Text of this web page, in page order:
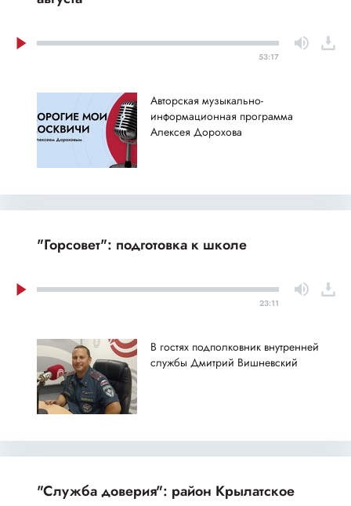
53:17
Авторская музыкально-
информационная программа
Алексея Дорохова
"Горсовет": подготовка к школе
23:11
В гостях подполковник внутренней
службы Дмитрий Вишневский
"Служба доверия": район Крылатское